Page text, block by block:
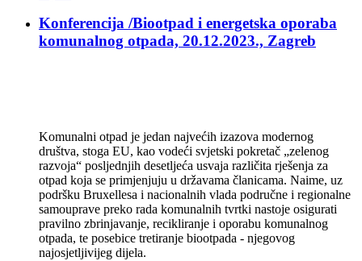
Konferencija /Biootpad i energetska oporaba
komunalnog otpada, 20.12.2023., Zagreb
Komunalni otpad je jedan najvećih izazova modernog
društva, stoga EU, kao vodeći svjetski pokretač „zelenog
razvoja“ posljednjih desetljeća usvaja različita rješenja za
otpad koja se primjenjuju u državama članicama. Naime, uz
podršku Bruxellesa i nacionalnih vlada područne i regionalne
samouprave preko rada komunalnih tvrtki nastoje osigurati
pravilno zbrinjavanje, recikliranje i oporabu komunalnog
otpada, te posebice tretiranje biootpada - njegovog
najosjetljivijeg dijela.